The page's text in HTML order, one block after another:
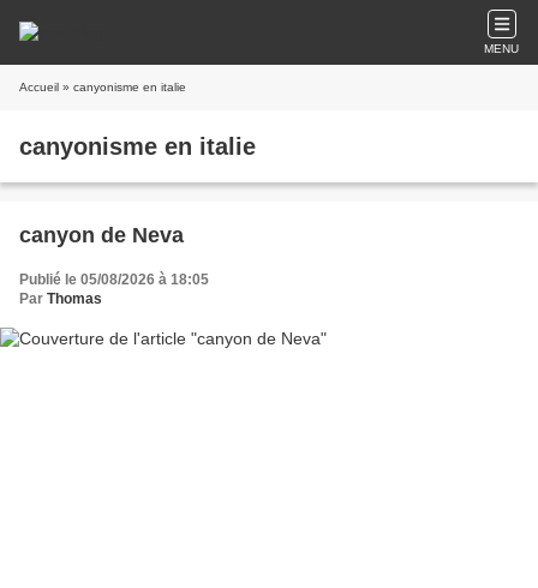
MENU
Accueil » canyonisme en italie
canyonisme en italie
canyon de Neva
Publié le 05/08/2026 à 18:05
Par Thomas